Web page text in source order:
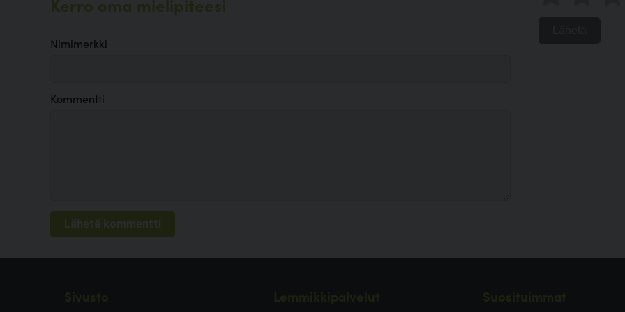
Kerro oma mielipiteesi
Nimimerkki
Kommentti